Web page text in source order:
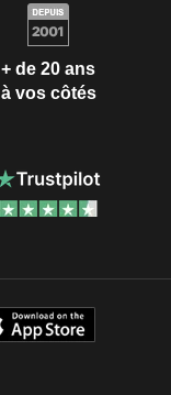
+ de 20 ans
à vos côtés